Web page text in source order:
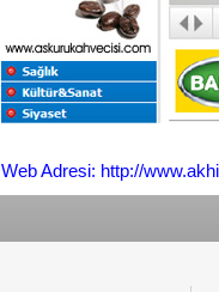
Web Adresi: http://